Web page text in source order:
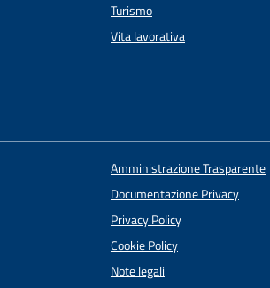
Turismo
Vita lavorativa
Amministrazione Trasparente
Documentazione Privacy
Privacy Policy
Cookie Policy
Note legali